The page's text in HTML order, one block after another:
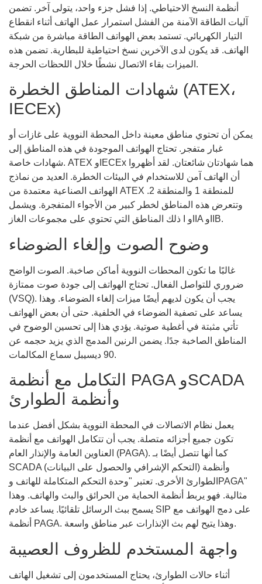
أنظمة النسخ الاحتياطي. إذا فشل جزء واحد، يتولى آخر. تضمن
آليات الطاقة الآمنة من الفشل استمرار عمل الهاتف أثناء انقطاع
التيار الكهربائي. تستمد بعض الهواتف الطاقة مباشرة من شبكة
الهاتف. قد يكون لدى الآخرين نسخ احتياطية للبطارية. تضمن هذه
الميزات بقاء الاتصال نشطًا خلال اللحظات الحرجة.
شهادات المناطق الخطرة (ATEX،
IECEx)
يمكن أن تحتوي مناطق معينة داخل المحطة النووية على غازات أو
غبار متفجر. تحتاج الهواتف الموجودة في هذه المناطق إلى
شهادات خاصة. ATEX وIECEx هما شهادتان شائعتان. لقد أظهروا
أن الهاتف آمن للاستخدام في البيئات الخطرة. العديد من نماذج
الهواتف الصناعية معتمدة من ATEX للمنطقة 1 والمنطقة 2.
وتتعرض هذه المناطق لخطر كبير من الأجواء المتفجرة. ويشمل
ذلك المناطق التي تحتوي على مجموعات الغاز I وIIA وIIB.
وضوح الصوت وإلغاء الضوضاء
غالبًا ما تكون المحطات النووية أماكن صاخبة. الصوت الواضح
ضروري للتواصل الفعال. تحتاج الهواتف إلى جودة صوت ممتازة
(VSQ). يجب أن يكون لديهم أيضًا ميزات إلغاء الضوضاء. وهذا
يساعد على تصفية الضوضاء في الخلفية. حتى أن بعض الهواتف
تأتي مثبتة في أغطية صوتية. يؤدي هذا إلى تحسين الوضوح في
المناطق الصاخبة جدًا. يضمن الرنين المدمج الذي يزيد حجمه عن
90 ديسيبل سماع المكالمات.
التكامل مع أنظمة PAGA وSCADA
يعمل نظام الاتصالات في المحطة النووية بشكل أفضل عندما
تكون جميع أجزائه متصلة. يجب أن تتكامل الهواتف مع أنظمة
العناوين العامة والإنذار العام (PAGA). كما أنها تتصل أيضًا بـ
SCADA (التحكم الإشرافي والحصول على البيانات) وأنظمة
الطوارئ الأخرى. تعتبر "وحدة التحكم المتكاملة للهاتف وPAGA"
مثالية. فهو يربط أنظمة الحماية من الحرائق والبث والهاتف. وهذا
يسمح ببث الرسائل تلقائيًا. يساعد خادم SIP على دمج الهواتف مع
أنظمة PAGA. وهذا يتيح لهم بث الإنذارات عبر مناطق واسعة.
واجهة المستخدم للظروف العصيبة
أثناء حالات الطوارئ، يحتاج المستخدمون إلى تشغيل الهاتف